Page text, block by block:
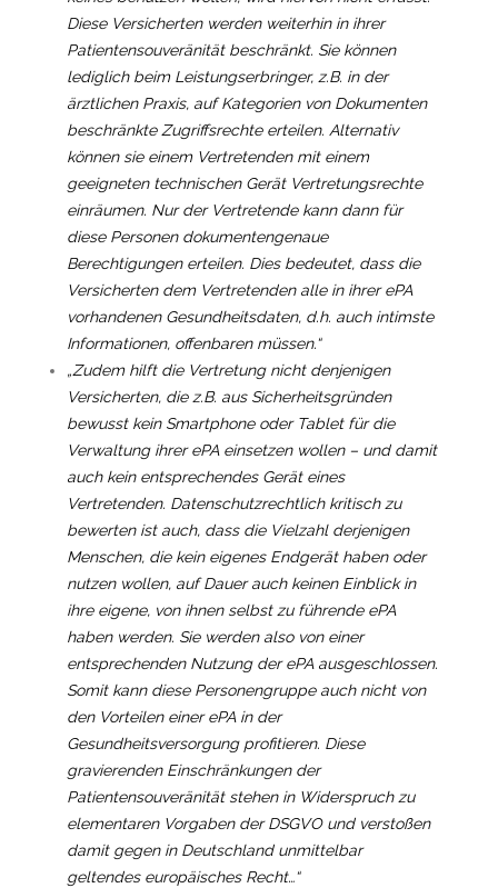
Diese Versicherten werden weiterhin in ihrer
Patientensouveränität beschränkt. Sie können
lediglich beim Leistungserbringer, z.B. in der
ärztlichen Praxis, auf Kategorien von Dokumenten
beschränkte Zugriffsrechte erteilen. Alternativ
können sie einem Vertretenden mit einem
geeigneten technischen Gerät Vertretungsrechte
einräumen. Nur der Vertretende kann dann für
diese Personen dokumentengenaue
Berechtigungen erteilen. Dies bedeutet, dass die
Versicherten dem Vertretenden alle in ihrer ePA
vorhandenen Gesundheitsdaten, d.h. auch intimste
Informationen, offenbaren müssen.“
„Zudem hilft die Vertretung nicht denjenigen
Versicherten, die z.B. aus Sicherheitsgründen
bewusst kein Smartphone oder Tablet für die
Verwaltung ihrer ePA einsetzen wollen – und damit
auch kein entsprechendes Gerät eines
Vertretenden. Datenschutzrechtlich kritisch zu
bewerten ist auch, dass die Vielzahl derjenigen
Menschen, die kein eigenes Endgerät haben oder
nutzen wollen, auf Dauer auch keinen Einblick in
ihre eigene, von ihnen selbst zu führende ePA
haben werden. Sie werden also von einer
entsprechenden Nutzung der ePA ausgeschlossen.
Somit kann diese Personengruppe auch nicht von
den Vorteilen einer ePA in der
Gesundheitsversorgung profitieren. Diese
gravierenden Einschränkungen der
Patientensouveränität stehen in Widerspruch zu
elementaren Vorgaben der DSGVO und verstoßen
damit gegen in Deutschland unmittelbar
geltendes europäisches Recht…“